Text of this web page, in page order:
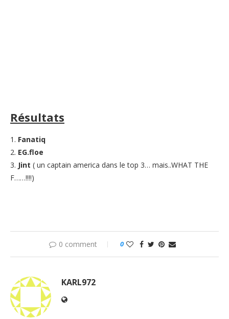
Résultats
1. Fanatiq
2. EG.floe
3. Jint ( un captain america dans le top 3… mais..WHAT THE
F……!!!!)
0 comment 0
KARL972